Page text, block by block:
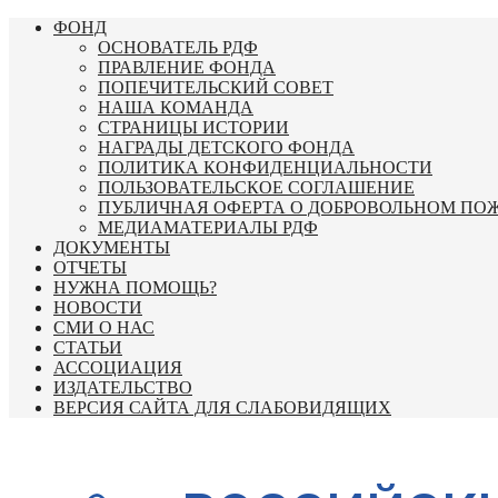
Перейти
содержимому
ФОНД
ОСНОВАТЕЛЬ РДФ
ПРАВЛЕНИЕ ФОНДА
ПОПЕЧИТЕЛЬСКИЙ СОВЕТ
НАША КОМАНДА
СТРАНИЦЫ ИСТОРИИ
НАГРАДЫ ДЕТСКОГО ФОНДА
ПОЛИТИКА КОНФИДЕНЦИАЛЬНОСТИ
ПОЛЬЗОВАТЕЛЬСКОЕ СОГЛАШЕНИЕ
ПУБЛИЧНАЯ ОФЕРТА О ДОБРОВОЛЬНОМ
МЕДИАМАТЕРИАЛЫ РДФ
ДОКУМЕНТЫ
ОТЧЕТЫ
НУЖНА ПОМОЩЬ?
НОВОСТИ
СМИ О НАС
СТАТЬИ
АССОЦИАЦИЯ
ИЗДАТЕЛЬСТВО
ВЕРСИЯ САЙТА ДЛЯ СЛАБОВИДЯЩИХ